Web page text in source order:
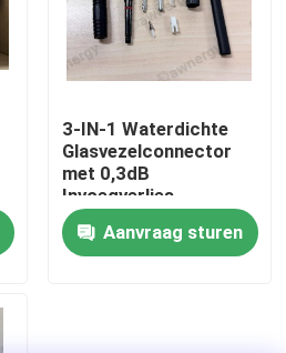
3-IN-1 Waterdichte
Glasvezelconnector
met 0,3dB
Invoegverlies
Aanvraag sturen